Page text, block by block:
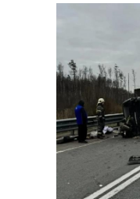
«Поручение -
Александр
апреля, на
ВКонтакте.